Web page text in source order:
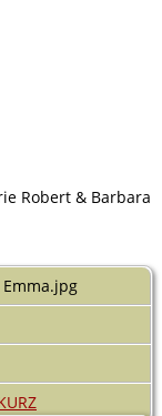
Robert & Barbara
Emma.jpg